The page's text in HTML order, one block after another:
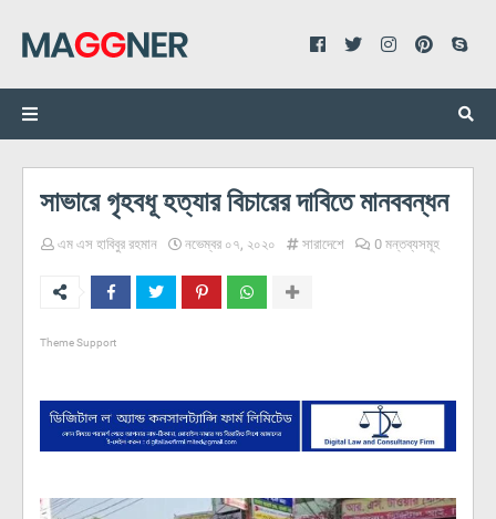
সাভারে গৃহবধূ হত্যার বিচারের দাবিতে মানববন্ধন
এম এস হাবিবুর রহমান নভেম্বর ০৭, ২০২০ সারাদেশে 0 মন্তব্যসমূহ
Theme Support